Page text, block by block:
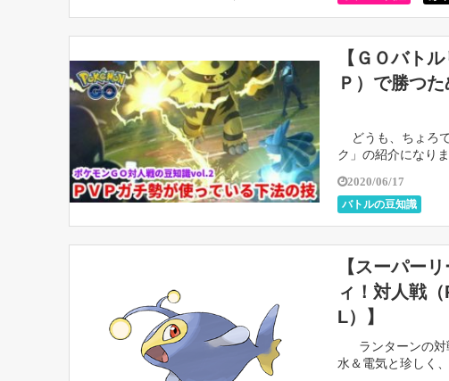
【ＧＯバト
Ｐ）で勝つ
どうも、ちょろ
ク」の紹介になり
2020/06/17
バトルの豆知識
【スーパー
ィ！対人戦
L）】
ランターンの対
水＆電気と珍しく